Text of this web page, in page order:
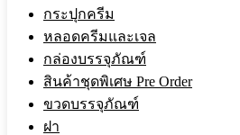
กระปุกครีม
หลอดครีมและเจล
กล่องบรรจุภัณฑ์
สินค้าชุดพิเศษ Pre Order
ขวดบรรจุภัณฑ์
ฝา